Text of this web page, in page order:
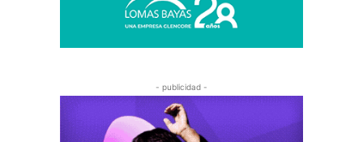
- publicidad -